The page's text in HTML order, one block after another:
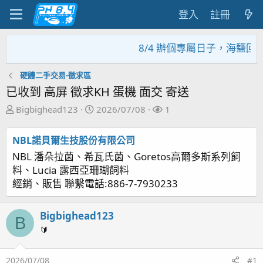
登入 註冊
8/4 辦個專屬日子，海鹽回
硬體二手交易-徵求區
已收到 高屏 徵求KH 蛋機 面交 寄送
主
起
人
Bigbighead123
開
日
期
2026/07/08
關
1
NBL諾貝爾生技股份有限公司
NBL 潘朵拉菌、希瓦氏菌、Goretos高爾多斯系列飼
料、Lucia 露西亞珊瑚飼料
經銷、販售 聯繫電話:886-7-7930233
B Bigbighead123
🔰
2026/07/08 #1